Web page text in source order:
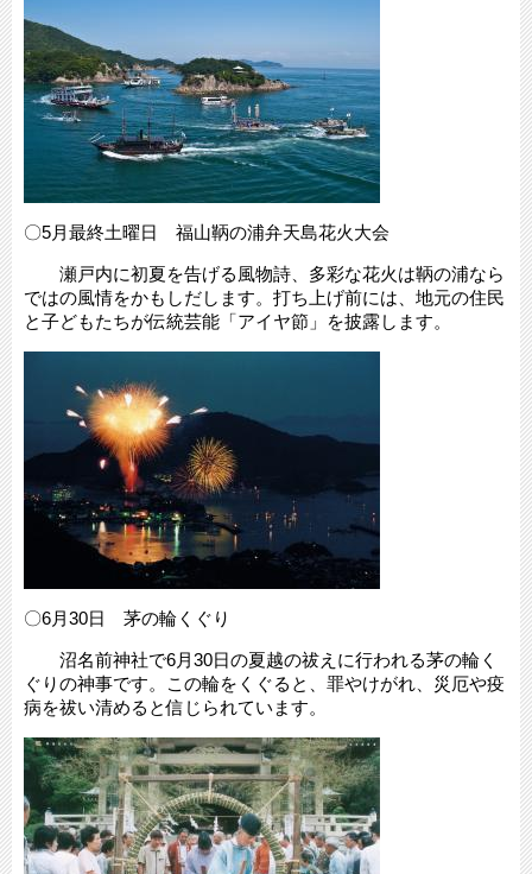
〇5月最終土曜日 福山鞆の浦弁天島花火大会
瀬戸内に初夏を告げる風物詩、多彩な花火は鞆の浦なら
ではの風情をかもしだします。打ち上げ前には、地元の住民
と子どもたちが伝統芸能「アイヤ節」を披露します。
〇6月30日 茅の輪くぐり
沼名前神社で6月30日の夏越の祓えに行われる茅の輪く
ぐりの神事です。この輪をくぐると、罪やけがれ、災厄や疫
病を祓い清めると信じられています。